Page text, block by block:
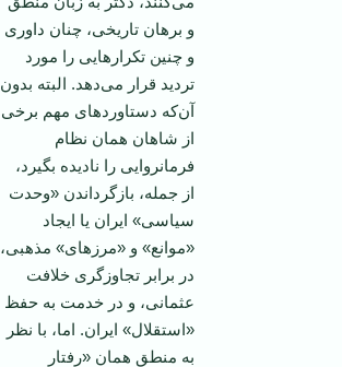
و برهان تاریخی، چنان داوری
و چنین تکرارهایی را مورد
تردید قرار می‌دهد. البته بدون
آن‌که دستاوردهای مهم برخی
از شاهان همان نظام
فرمانروایی را نادیده بگیرد،
از جمله، بازگرداندن «وحدت
سیاسی» ایران یا ایجاد
«موانع» و «مرزهای» مذهبی،
در برابر تجاوزگری خلافت
عثمانی، و در خدمت به حفظ
«استقلال» ایران. اما، با نظر
به منطق همان «رفتار